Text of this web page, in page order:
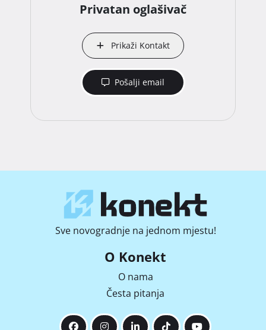
Privatan oglašivač
Prikaži Kontakt
Pošalji email
Sve novogradnje na jednom mjestu!
O Konekt
O nama
Česta pitanja